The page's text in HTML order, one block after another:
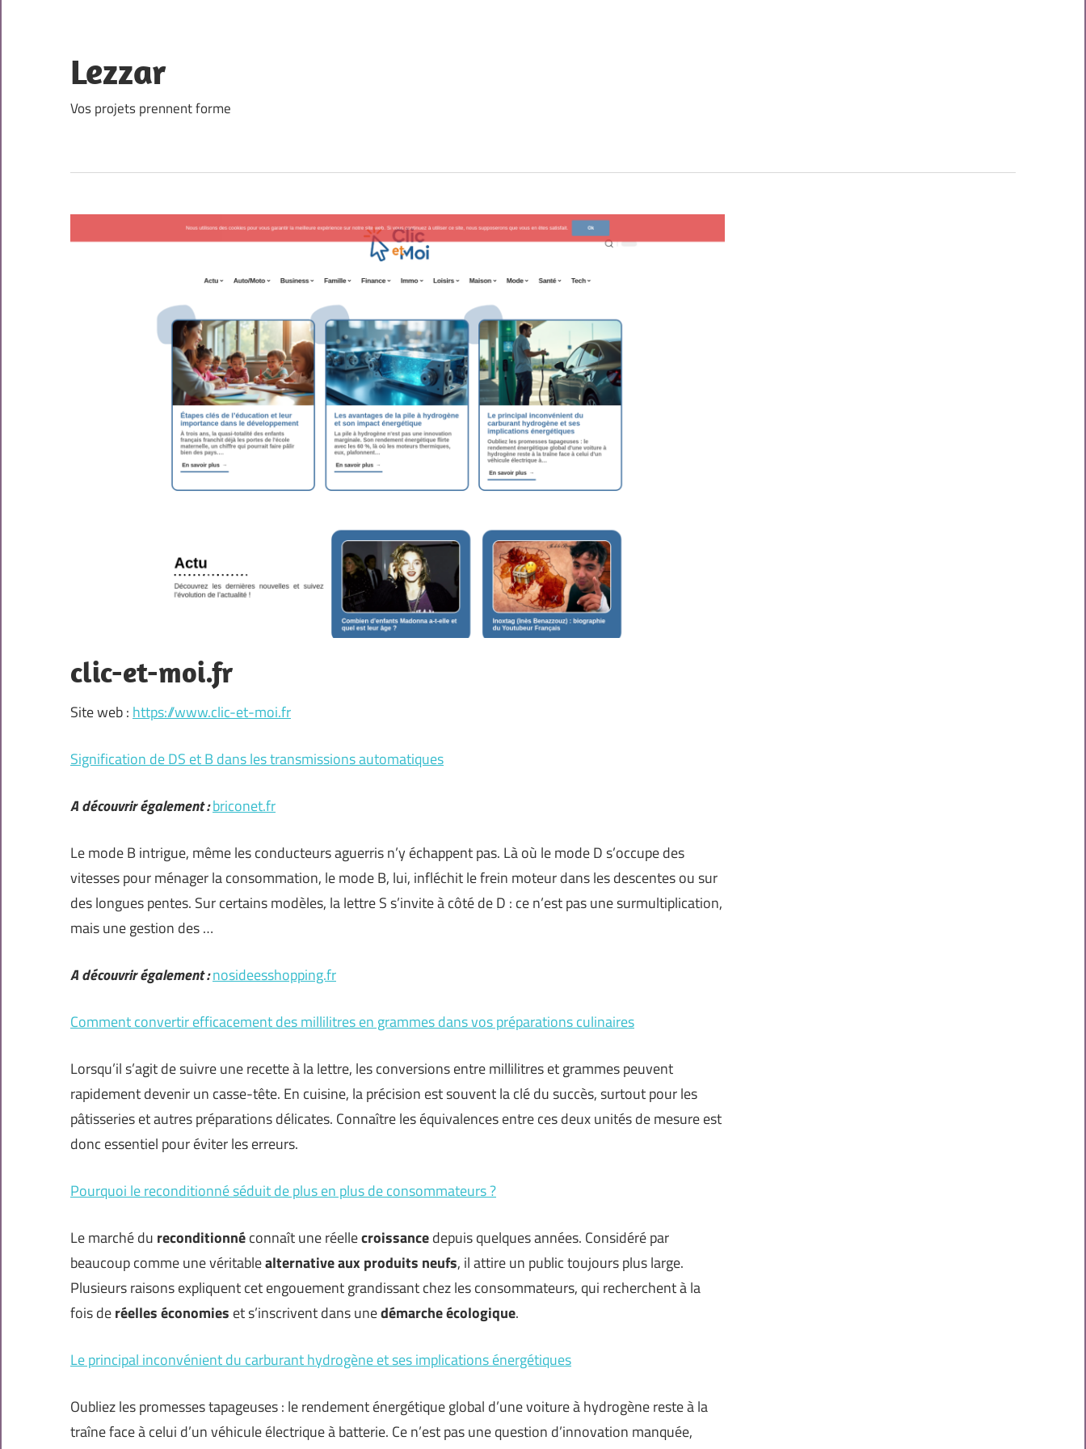
content
Lezzar
Vos projets prennent forme
clic-et-moi.fr
Site web : https://www.clic-et-moi.fr
Signification de DS et B dans les transmissions automatiques
A découvrir également :briconet.fr
Le mode B intrigue, même les conducteurs aguerris n’y échappent pas. Là où le mode D s’occupe des
vitesses pour ménager la consommation, le mode B, lui, infléchit le frein moteur dans les descentes ou sur
des longues pentes. Sur certains modèles, la lettre S s’invite à côté de D : ce n’est pas une surmultiplication,
mais une gestion des …
A découvrir également :nosideesshopping.fr
Comment convertir efficacement des millilitres en grammes dans vos préparations culinaires
Lorsqu’il s’agit de suivre une recette à la lettre, les conversions entre millilitres et grammes peuvent
rapidement devenir un casse-tête. En cuisine, la précision est souvent la clé du succès, surtout pour les
pâtisseries et autres préparations délicates. Connaître les équivalences entre ces deux unités de mesure est
donc essentiel pour éviter les erreurs.
Pourquoi le reconditionné séduit de plus en plus de consommateurs ?
Le marché du reconditionnéconnaît une réellecroissancedepuis quelques années. Considéré par
beaucoup comme une véritablealternative aux produits neufs, il attire un public toujours plus large.
Plusieurs raisons expliquent cet engouement grandissant chez les consommateurs, qui recherchent à la
fois deréelles économies et s’inscrivent dans unedémarche écologique.
Le principal inconvénient du carburant hydrogène et ses implications énergétiques
Oubliez les promesses tapageuses : le rendement énergétique global d’une voiture à hydrogène reste à la
traîne face à celui d’un véhicule électrique à batterie. Ce n’est pas une question d’innovation manquée,